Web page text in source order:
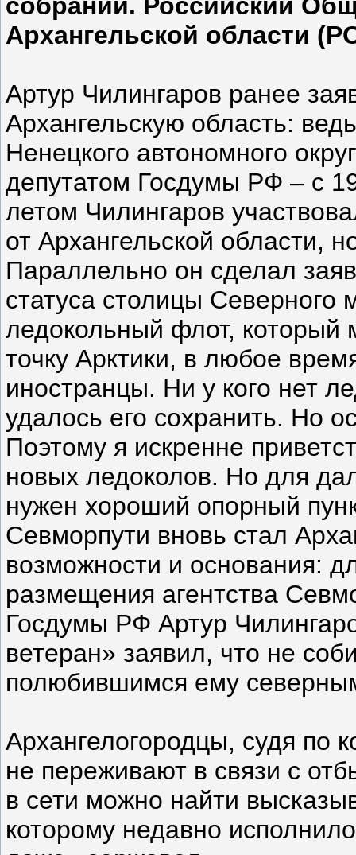
Архангельской области
Артур Чилингаров ранее
Архангельскую область:
Ненецкого автономного
депутатом Госдумы РФ – с
летом Чилингаров
от Архангельской области,
Параллельно он сделал
статуса столицы Северного
ледокольный флот, который
точку Арктики, в любое
иностранцы. Ни у кого нет
удалось его сохранить. Но
Поэтому я искренне
новых ледоколов. Но для
нужен хороший опорный
Севморпути вновь стал
возможности и основания:
размещения агентства
Госдумы РФ Артур
ветеран» заявил, что не
полюбившимся ему
Архангелогородцы, судя по
не переживают в связи с
в сети можно найти
которому недавно